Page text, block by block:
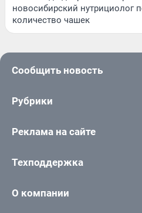
новосибирский нутрициолог
количество чашек
Сообщить новость
Рубрики
Реклама на сайте
Техподдержка
О компании